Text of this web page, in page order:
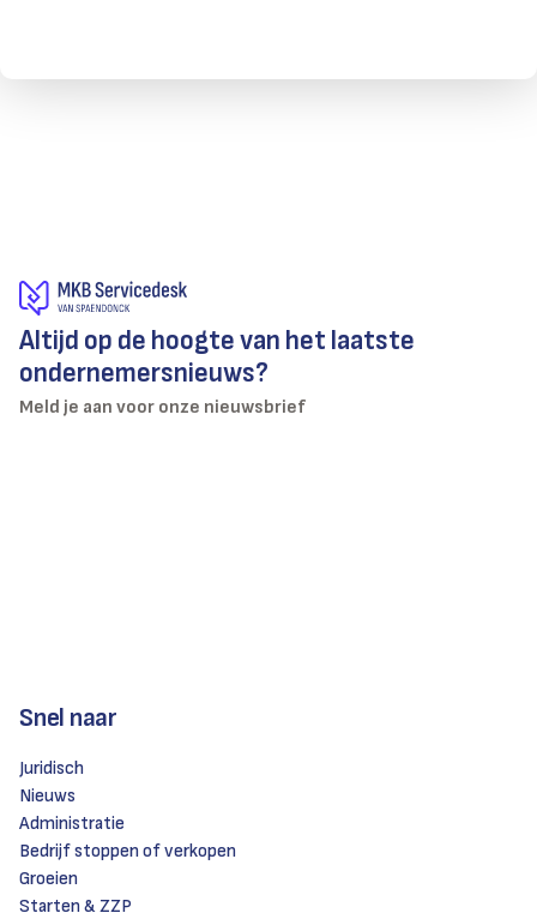
Altijd op de hoogte van het laatste
ondernemersnieuws?
Meld je aan voor onze nieuwsbrief
Snel naar
Juridisch
Nieuws
Administratie
Bedrijf stoppen of verkopen
Groeien
Starten & ZZP